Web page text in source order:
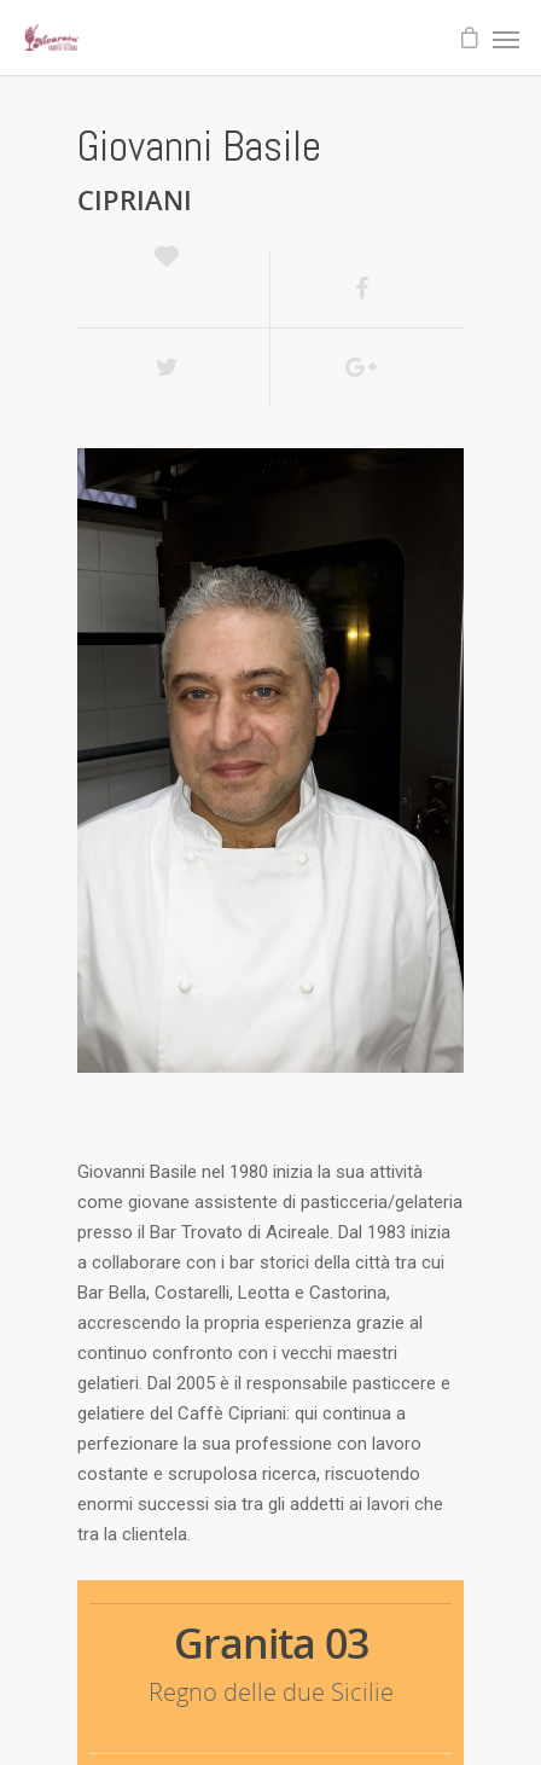
Giovanni Basile
CIPRIANI
Giovanni Basile nel 1980 inizia la sua attività
come giovane assistente di pasticceria/gelateria
presso il Bar Trovato di Acireale. Dal 1983 inizia
a collaborare con i bar storici della città tra cui
Bar Bella, Costarelli, Leotta e Castorina,
accrescendo la propria esperienza grazie al
continuo confronto con i vecchi maestri
gelatieri. Dal 2005 è il responsabile pasticcere e
gelatiere del Caffè Cipriani: qui continua a
perfezionare la sua professione con lavoro
costante e scrupolosa ricerca, riscuotendo
enormi successi sia tra gli addetti ai lavori che
tra la clientela.
Granita 03
Regno delle due Sicilie